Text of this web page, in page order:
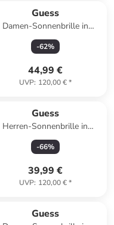
Guess
Damen-Sonnenbrille in
Schwarz
-62%
44,99 €
UVP: 120,00 €*
Guess
Herren-Sonnenbrille in
Anthrazit/ Dunkelblau
-66%
39,99 €
UVP: 120,00 €*
Guess